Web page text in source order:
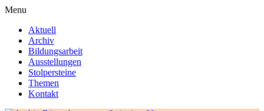
Menu
Aktuell
Archiv
Bildungsarbeit
Ausstellungen
Stolpersteine
Themen
Kontakt